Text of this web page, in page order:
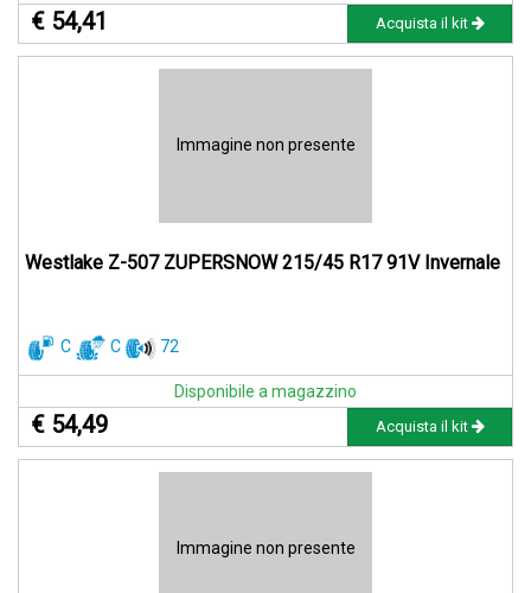
€ 54,41 Acquista il kit
Immagine non presente
Westlake Z-507 ZUPERSNOW 215/45 R17 91V Invernale
C C 72
Disponibile a magazzino
€ 54,49 Acquista il kit
Immagine non presente